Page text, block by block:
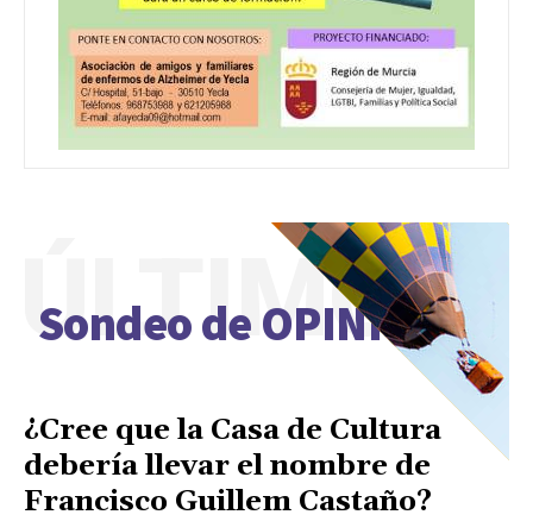
Sondeo de OPINIÓN
ÚLTIMO
¿Cree que la Casa de Cultura
debería llevar el nombre de
Francisco Guillem Castaño?